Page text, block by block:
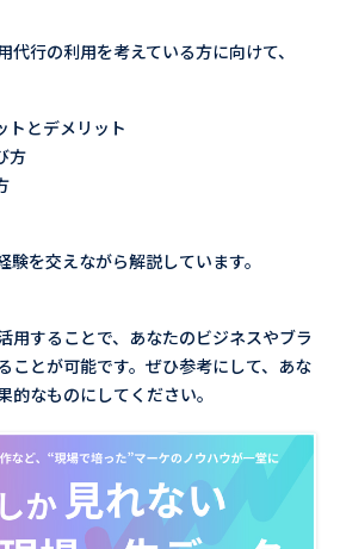
代行の利用を考えている方に向けて、
トとデメリット
方
を交えながら解説しています。
用することで、あなたのビジネスやブラ
ことが可能です。ぜひ参考にして、あな
的なものにしてください。